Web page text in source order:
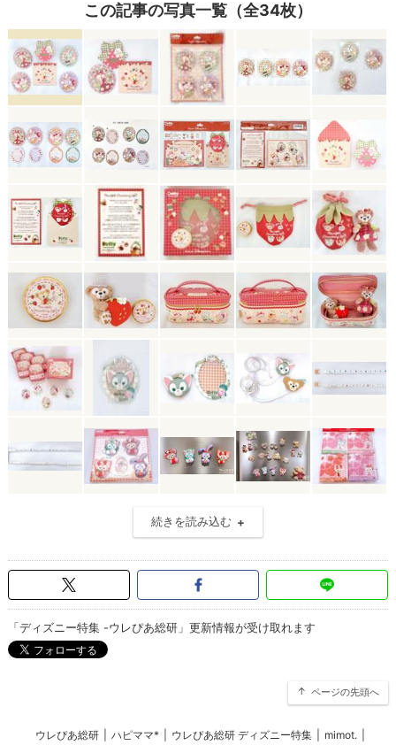
この記事の写真一覧（全34枚）
続きを読み込む
「ディズニー特集 -ウレぴあ総研」更新情報が受け取れます
ページの先頭へ
ウレぴあ総研 ハピママ* ウレぴあ総研 ディズニー特集 mimot.